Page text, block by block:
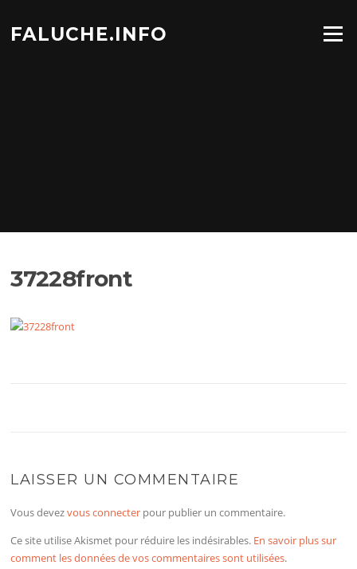
contenu
FALUCHE.INFO Menu
37228front
LAISSER UN COMMENTAIRE
Vous devezvous connecter pour publier un commentaire.
Ce site utilise Akismet pour réduire les indésirables. En savoir plus sur
comment les données de vos commentaires sont utilisées.